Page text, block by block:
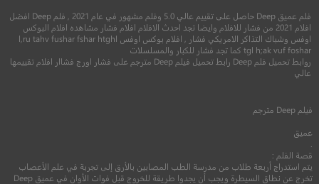
فلم عميق Deep حاصل على تقييم عالي 5.0 وفلم مشهور في عام 2021 , فلم Deep افضل
افلام 2021 من فشار للافلام وايضا تجد احدث الافلام افلام فشار مشاهده افلام البوكس
اوفس وشباك التذاكر الامريكي فشار , افلام بوكس اوفس l,ru tahv fushar fshar htghl
tgl h;ak vuf foshar كما تجد فشار للكبار والمسلسلات
روابط تحميل فلم Deep رابط تحميل فيلم Deep مترجم على فشار اورج فشاار افلام تقييمها
عالي
فيلم Deep مترجم
عميق
قصة الفلم :
يتم استدراج أربعة طلاب من مدرسة الطب المصابين بالأرق إلى تجربة في علم الأعصاب
تخرج عن نطاق السيطرة ويجب أن يجدوا طريقة للخروج قبل فوات الأوان في عميق Deep